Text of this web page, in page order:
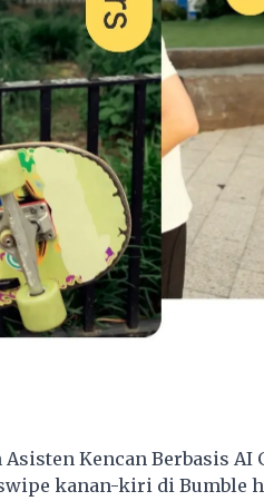
Kencan Berbasis AI
kanan-kiri di Bumble